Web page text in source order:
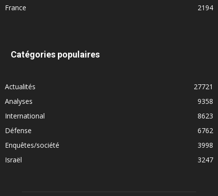
France
2194
Catégories populaires
Actualités
27721
Analyses
9358
International
8623
Défense
6762
Enquêtes/société
3998
Israël
3247